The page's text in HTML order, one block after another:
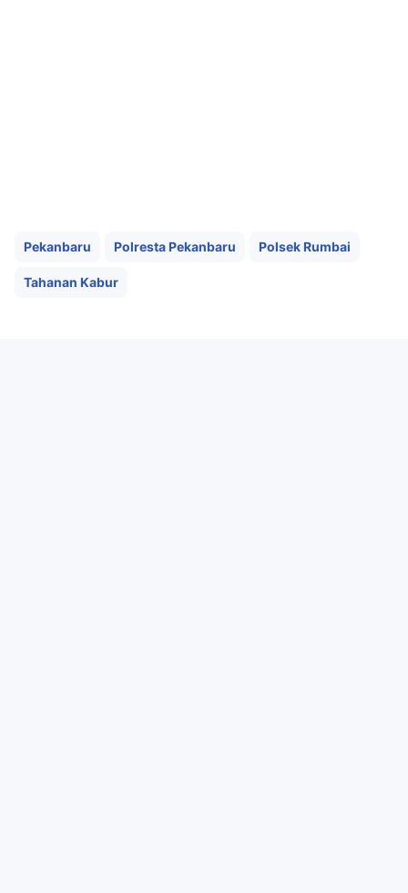
Pekanbaru Polresta Pekanbaru Polsek Rumbai
Tahanan Kabur